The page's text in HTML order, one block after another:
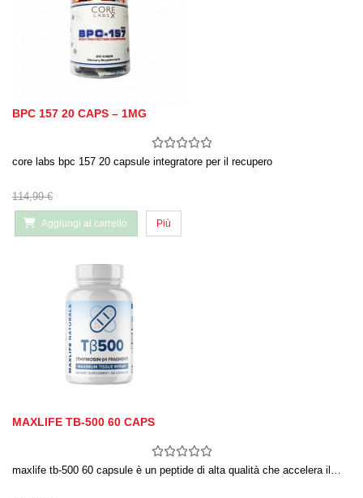
BPC 157 20 CAPS – 1MG
core labs bpc 157 20 capsule integratore per il recupero
114,99 €
Aggiungi al carrello Più
MAXLIFE TB-500 60 CAPS
maxlife tb-500 60 capsule è un peptide di alta qualità che accelera il…